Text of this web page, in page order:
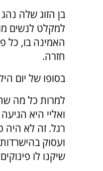
בן הזוג שלה
למקלט לנשים
האמינה בו, כל
חזרה.
בסופו של יום
למרות כל מה
ואליי היא
רגל. זה לא
שיקנו לו